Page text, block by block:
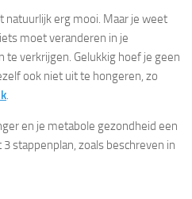
natuurlijk erg mooi. Maar je weet
moet veranderen in je
verkrijgen. Gelukkig hoef je geen
ook niet uit te hongeren, zo
.
en je metabole gezondheid een
stappenplan, zoals beschreven in